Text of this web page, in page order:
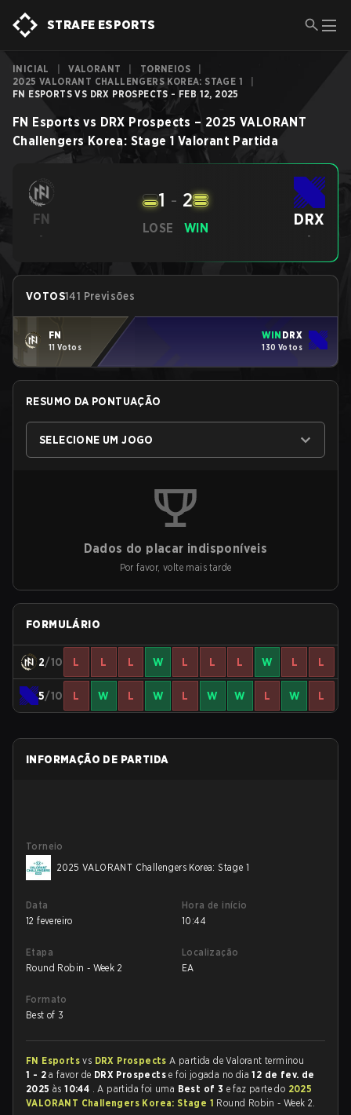
STRAFE ESPORTS
INICIAL VALORANT TORNEIOS
2025 VALORANT CHALLENGERS KOREA: STAGE 1
FN ESPORTS VS DRX PROSPECTS - FEB 12, 2025
FN Esports vs DRX Prospects – 2025 VALORANT
Challengers Korea: Stage 1 Valorant Partida
FN
-
LOSE
1 - 2
WIN DRX
-
VOTOS141 Previsões
FN
11 Votos
WIN DRX
130 Votos
RESUMO DA PONTUAÇÃO
SELECIONE UM JOGO
Dados do placar indisponíveis
Por favor, volte mais tarde
FORMULÁRIO
2/10 L L L W L L L W L L
5/10 L W L W L W W L W L
INFORMAÇÃO DE PARTIDA
Torneio
2025 VALORANT Challengers Korea: Stage 1
Data
12 fevereiro
Hora de início
10:44
Etapa
Round Robin - Week 2
Localização
EA
Formato
Best of 3
FN Esportsvs DRX ProspectsA partida de Valorant terminou
1 - 2 a favor de DRX Prospectse foi jogada no dia12 de fev. de
2025 às10:44 . A partida foi uma Best of 3 e faz parte do 2025
VALORANT Challengers Korea: Stage 1 Round Robin - Week 2.